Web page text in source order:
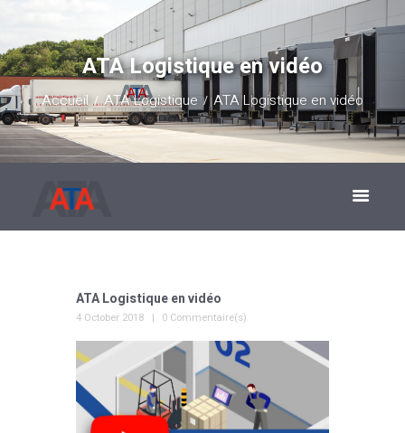
ATA Logistique en vidéo
Accueil ATA Logistique ATA Logistique en vidéo
ATA Logistique en vidéo
4 October 2018 0 Commentaire(s)